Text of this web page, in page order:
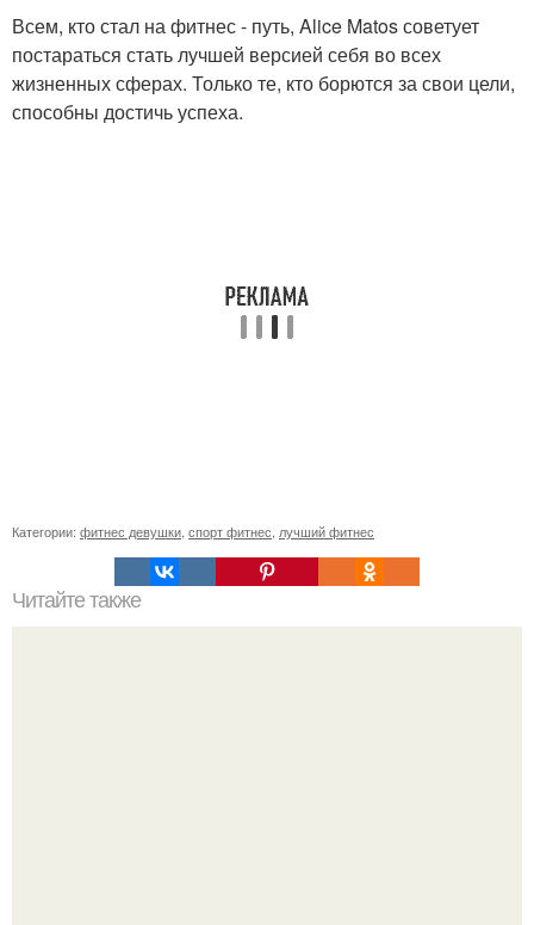
Всем, кто стал на фитнес - путь, Alice Matos советует
постараться стать лучшей версией себя во всех
жизненных сферах. Только те, кто борются за свои цели,
способны достичь успеха.
Категории: фитнес девушки спорт фитнес лучший фитнес
Читайте также